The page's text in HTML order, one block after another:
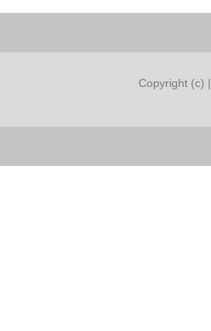
Copyright (c) |